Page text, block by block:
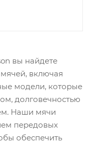
вы найдете
включая
модели, которые
долговечностью
Наши мячи
передовых
обеспечить